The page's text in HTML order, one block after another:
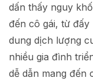
dấn thấy nguy
đến cô gái, từ
dung dịch lượng
nhiều gia đình
dễ dẫn mang đến